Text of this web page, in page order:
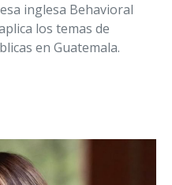
inglesa Behavioral
los temas de
en Guatemala.